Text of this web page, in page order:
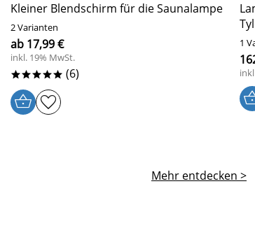
Kleiner Blendschirm für die Saunalampe
2 Varianten
ab 17,99 €
inkl. 19% MwSt.
***** (6)
1
Mehr entdecken >